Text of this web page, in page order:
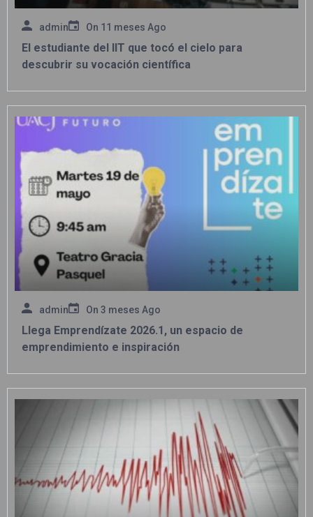
admin On 11 meses Ago
El estudiante del IIT que tocó el cielo para
descubrir su vocación científica
admin On 3 meses Ago
Llega Emprendízate 2026.1, un espacio de
emprendimiento e inspiración